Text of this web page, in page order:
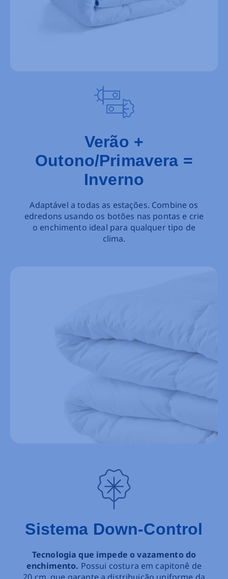
Verão +
Outono/Primavera =
Inverno
Adaptável a todas as estações. Combine os
edredons usando os botões nas pontas e crie
o enchimento ideal para qualquer tipo de
clima.
Sistema Down-Control
Tecnologia que impede o vazamento do
enchimento. Possui costura em capitonê de